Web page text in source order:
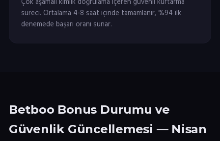
süreci. Ortalama 4-8 saat içinde tamamlanır, %94 ilk
denemede başarı oranı sunar.
Betboo Bonus Durumu ve
Güvenlik Güncellemesi — Nisan